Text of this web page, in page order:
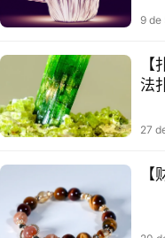
9 de
【扑克‮占牌‬
27